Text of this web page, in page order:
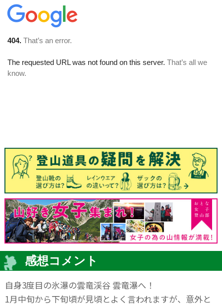
感想コメント
自身3度目の氷瀑の雲竜渓谷 雲竜瀑へ！
1月中旬から下旬頃が見頃とよく言われますが、意外と